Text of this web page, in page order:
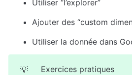
Utiliser “l’explorer”
Ajouter des “custom
Utiliser la donnée dans
💡 Exercices pratiques